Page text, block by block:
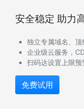
安全稳定 助力
独立专属域名、顶
企业级云服务，
扫码达设置上限
免费试用